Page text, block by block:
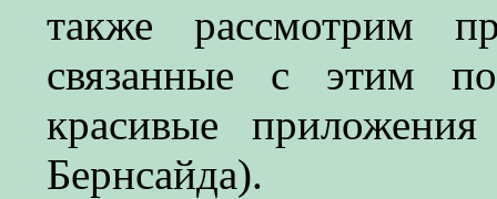
также рассмотрим
связанные с этим
красивые
Бернсайда).